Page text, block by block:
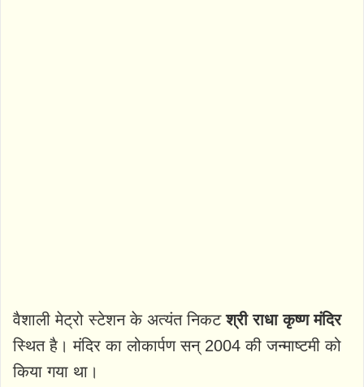
वैशाली मेट्रो स्टेशन के अत्यंत निकटश्री राधा कृष्ण मंदिर
स्थित है। मंदिर का लोकार्पण सन् 2004 की जन्माष्टमी को
किया गया था।